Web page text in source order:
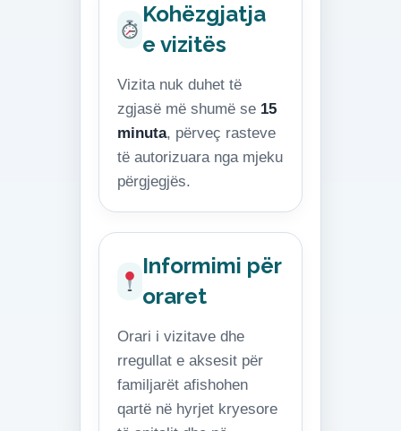
Kohëzgjatja
e vizitës
Vizita nuk duhet të
zgjasë më shumë se 15
minuta, përveç rasteve
të autorizuara nga mjeku
përgjegjës.
Informimi për
oraret
Orari i vizitave dhe
rregullat e aksesit për
familjarët afishohen
qartë në hyrjet kryesore